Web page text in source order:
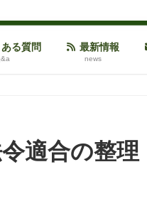
る質問 最新情報
news
適合の整理